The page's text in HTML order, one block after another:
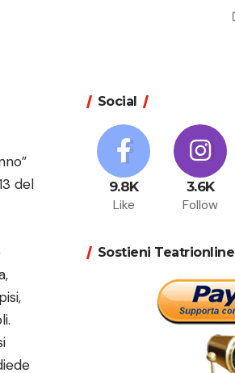
del
Social
9.8K
Like
3.6K
Follow
Sostieni Teatrionline